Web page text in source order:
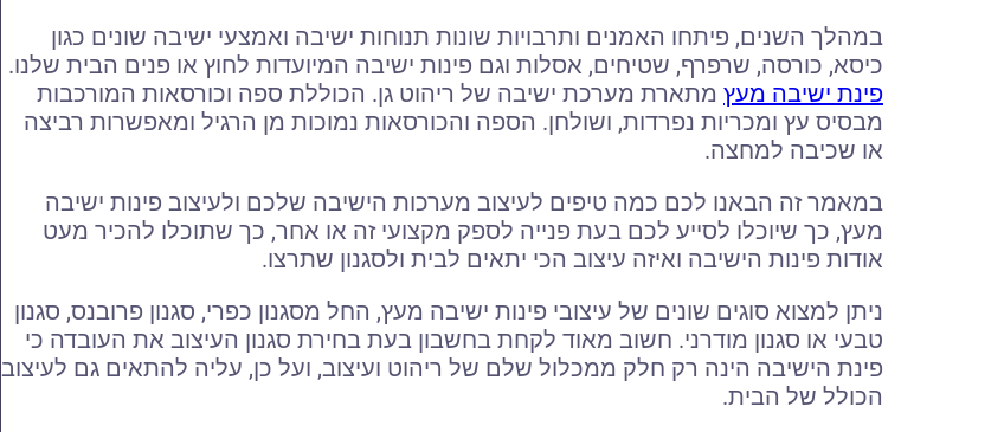
במהלך השנים, פיתחו האמנים ותרבויות שונות תנוחות ישיבה ואמצעי ישיבה שונים כגון
כיסא, כורסה, שרפרף, שטיחים, אסלות וגם פינות ישיבה המיועדות לחוץ או פנים הבית שלנו.
פינת ישיבה מעץ מתארת מערכת ישיבה של ריהוט גן. הכוללת ספה וכורסאות המורכבות
מבסיס עץ ומכריות נפרדות, ושולחן. הספה והכורסאות נמוכות מן הרגיל ומאפשרות רביצה
או שכיבה למחצה.
במאמר זה הבאנו לכם כמה טיפים לעיצוב מערכות הישיבה שלכם ולעיצוב פינות ישיבה
מעץ, כך שיוכלו לסייע לכם בעת פנייה לספק מקצועי זה או אחר, כך שתוכלו להכיר מעט
אודות פינות הישיבה ואיזה עיצוב הכי יתאים לבית ולסגנון שתרצו.
ניתן למצוא סוגים שונים של עיצובי פינות ישיבה מעץ, החל מסגנון כפרי, סגנון פרובנס, סגנון
טבעי או סגנון מודרני. חשוב מאוד לקחת בחשבון בעת בחירת סגנון העיצוב את העובדה כי
פינת הישיבה הינה רק חלק ממכלול שלם של ריהוט ועיצוב, ועל כן, עליה להתאים גם לעיצוב
הכולל של הבית.